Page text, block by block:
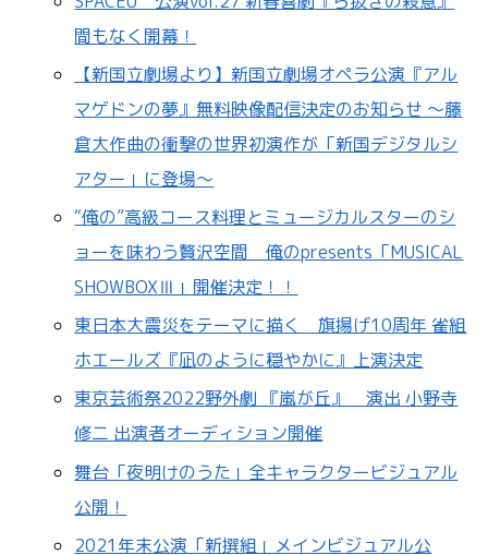
間もなく開幕！
【新国立劇場より】新国立劇場オペラ公演『アル
マゲドンの夢』無料映像配信決定のお知らせ ～藤
倉大作曲の衝撃の世界初演作が「新国デジタルシ
アター」に登場～
“俺の”高級コース料理とミュージカルスターのシ
ョーを味わう贅沢空間 俺のpresents「MUSICAL
SHOWBOXⅢ」開催決定！！
東日本大震災をテーマに描く 旗揚げ10周年 雀組
ホエールズ『凪のように穏やかに』上演決定
東京芸術祭2022野外劇 『嵐が丘』 演出 小野寺
修二 出演者オーディション開催
舞台「夜明けのうた」全キャラクタービジュアル
公開！
2021年末公演「新撰組」メインビジュアル公